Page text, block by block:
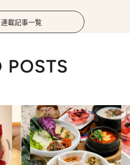
連載記事一覧
POSTS